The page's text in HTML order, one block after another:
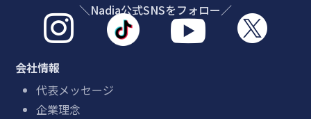
＼Nadia公式SNSをフォロー／
  
会社情報
代表メッセージ
企業理念